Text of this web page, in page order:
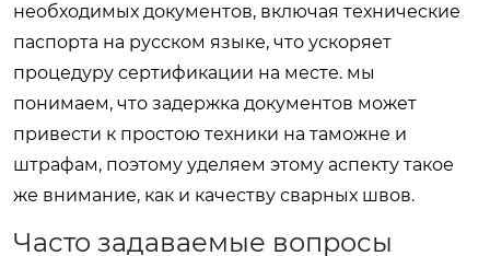
необходимых документов, включая технические
паспорта на русском языке, что ускоряет
процедуру сертификации на месте. мы
понимаем, что задержка документов может
привести к простою техники на таможне и
штрафам, поэтому уделяем этому аспекту такое
же внимание, как и качеству сварных швов.
Часто задаваемые вопросы